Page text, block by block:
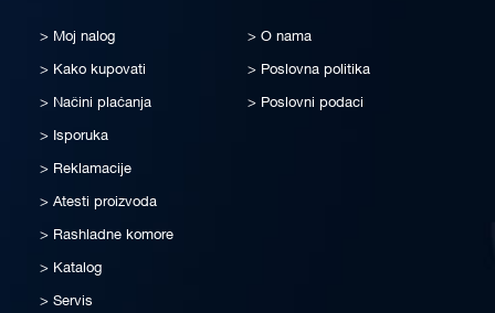
Moj nalog
Kako kupovati
Načini plaćanja
Isporuka
Reklamacije
Atesti proizvoda
Rashladne komore
Katalog
Servis
O nama
Poslovna politika
Poslovni podaci